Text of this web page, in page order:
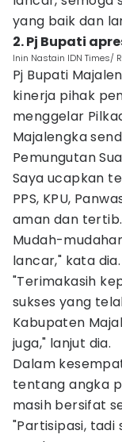
yang baik dan
2. Pj Bupati
Inin Nastain IDN Times/
Pj Bupati
kinerja pihak
menggelar
Majalengka
Pemungutan
Saya ucapkan
PPS, KPU,
aman dan tertib.
Mudah-
lancar," kata dia.
"Terimakasih
sukses yang
Kabupaten
juga," lanjut dia.
Dalam
tentang angka
masih bersifat
"Partisipasi, tadi